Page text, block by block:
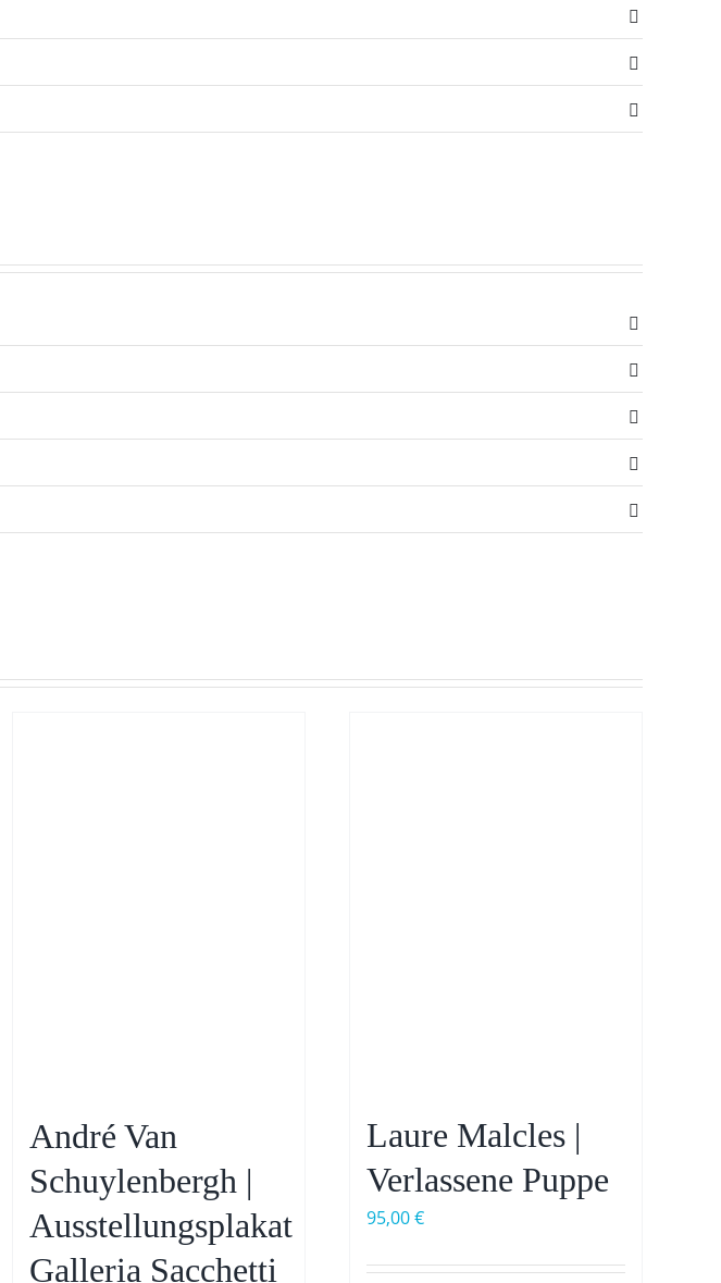
André Van
Schuylenbergh |
Ausstellungsplakat
Galleria Sacchetti
Laure Malcles |
Verlassene Puppe
95,00€